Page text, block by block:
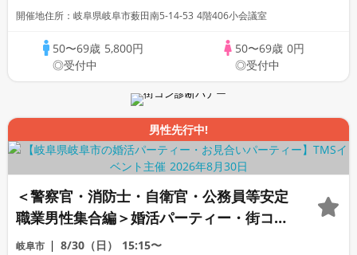
開催地住所：岐阜県岐阜市薮田南5-14-53 4階406小会議室
50〜69歳 5,800円
◎受付中
50〜69歳 0円
◎受付中
男性先行中!
＜警察官・消防士・自衛官・公務員等安定
職業男性集合編＞婚活パーティー・街コ
ン ～真剣な出会い～
岐阜市 8/30（日） 15:15〜